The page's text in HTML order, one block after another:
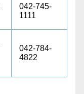
042-745-
1111
042-784-
4822